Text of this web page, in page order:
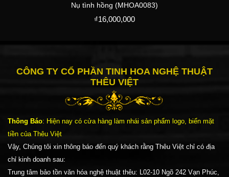
Nụ tình hồng (MHOA0083)
₫16,000,000
CÔNG TY CỔ PHẦN TINH HOA NGHỆ THUẬT
THÊU VIỆT
Thông Báo: Hiện nay có cửa hàng làm nhái sản phẩm logo, biển mặt
tiền của Thêu Việt
Vậy, Chúng tôi xin thông báo đến quý khách rằng Thêu Việt chỉ có địa
chỉ kinh doanh sau:
Trung tâm bảo tồn văn hóa nghệ thuật thêu: L02-10 Ngõ 242 Vạn Phúc,